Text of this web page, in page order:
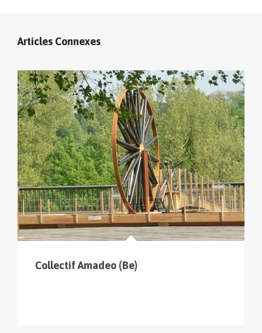
cliquer sur le menu pour voir tous les parcours (sur
la carte en haut à gauche
).
Articles Connexes
Collectif Amadeo (Be)